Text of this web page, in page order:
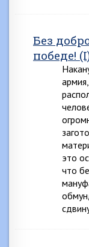
Без
победе!
это
что